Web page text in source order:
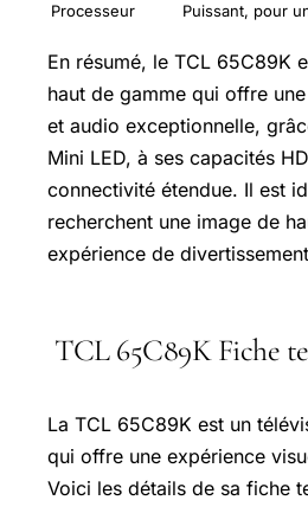
Processeur
Puissant, pour
En résumé, le TCL 65C89K
haut de gamme qui offre
et audio exceptionnelle,
Mini LED, à ses capacités
connectivité étendue. Il est
recherchent une image de
expérience de
TCL 65C89K Fiche
La TCL 65C89K est un
qui offre une expérience
Voici les détails de sa fiche